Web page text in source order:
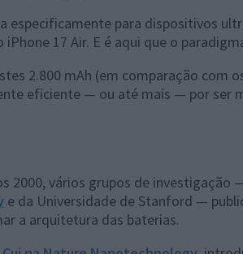
especificamente para dispositivos
17 Air. E é aqui que o
2.800 mAh (em comparação com
eficiente — ou até mais — por ser
2000, vários grupos de investigação
e da Universidade de Stanford —
a arquitetura das baterias.